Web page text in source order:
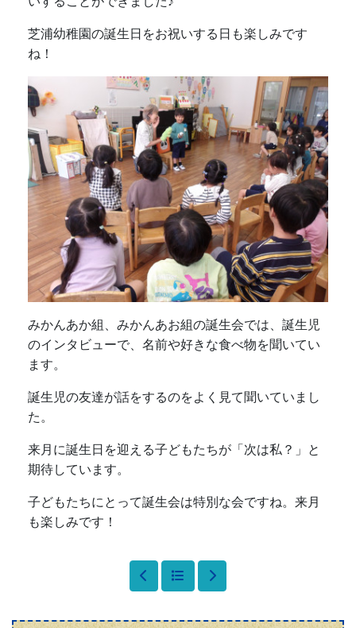
芝浦幼稚園の誕生日をお祝いする日も楽しみです
ね！
みかんあか組、みかんあお組の誕生会では、誕生児
のインタビューで、名前や好きな食べ物を聞いてい
ます。
誕生児の友達が話をするのをよく見て聞いていまし
た。
来月に誕生日を迎える子どもたちが「次は私？」と
期待しています。
子どもたちにとって誕生会は特別な会ですね。来月
も楽しみです！